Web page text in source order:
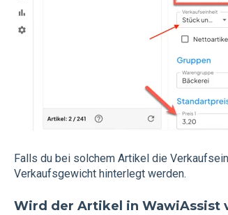
Falls du bei solchem Artikel die
Verkaufsgewicht hinterlegt werden.
Wird der Artikel in WawiAssist